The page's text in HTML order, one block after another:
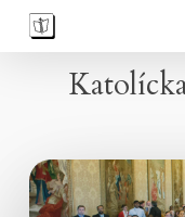
Skip
content